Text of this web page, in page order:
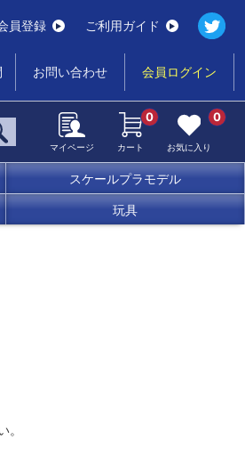
員登録 ご利用ガイド
お問い合わせ 会員ログイン
マイページ カート
0
お気に入り
0
スケールプラモデル
玩具